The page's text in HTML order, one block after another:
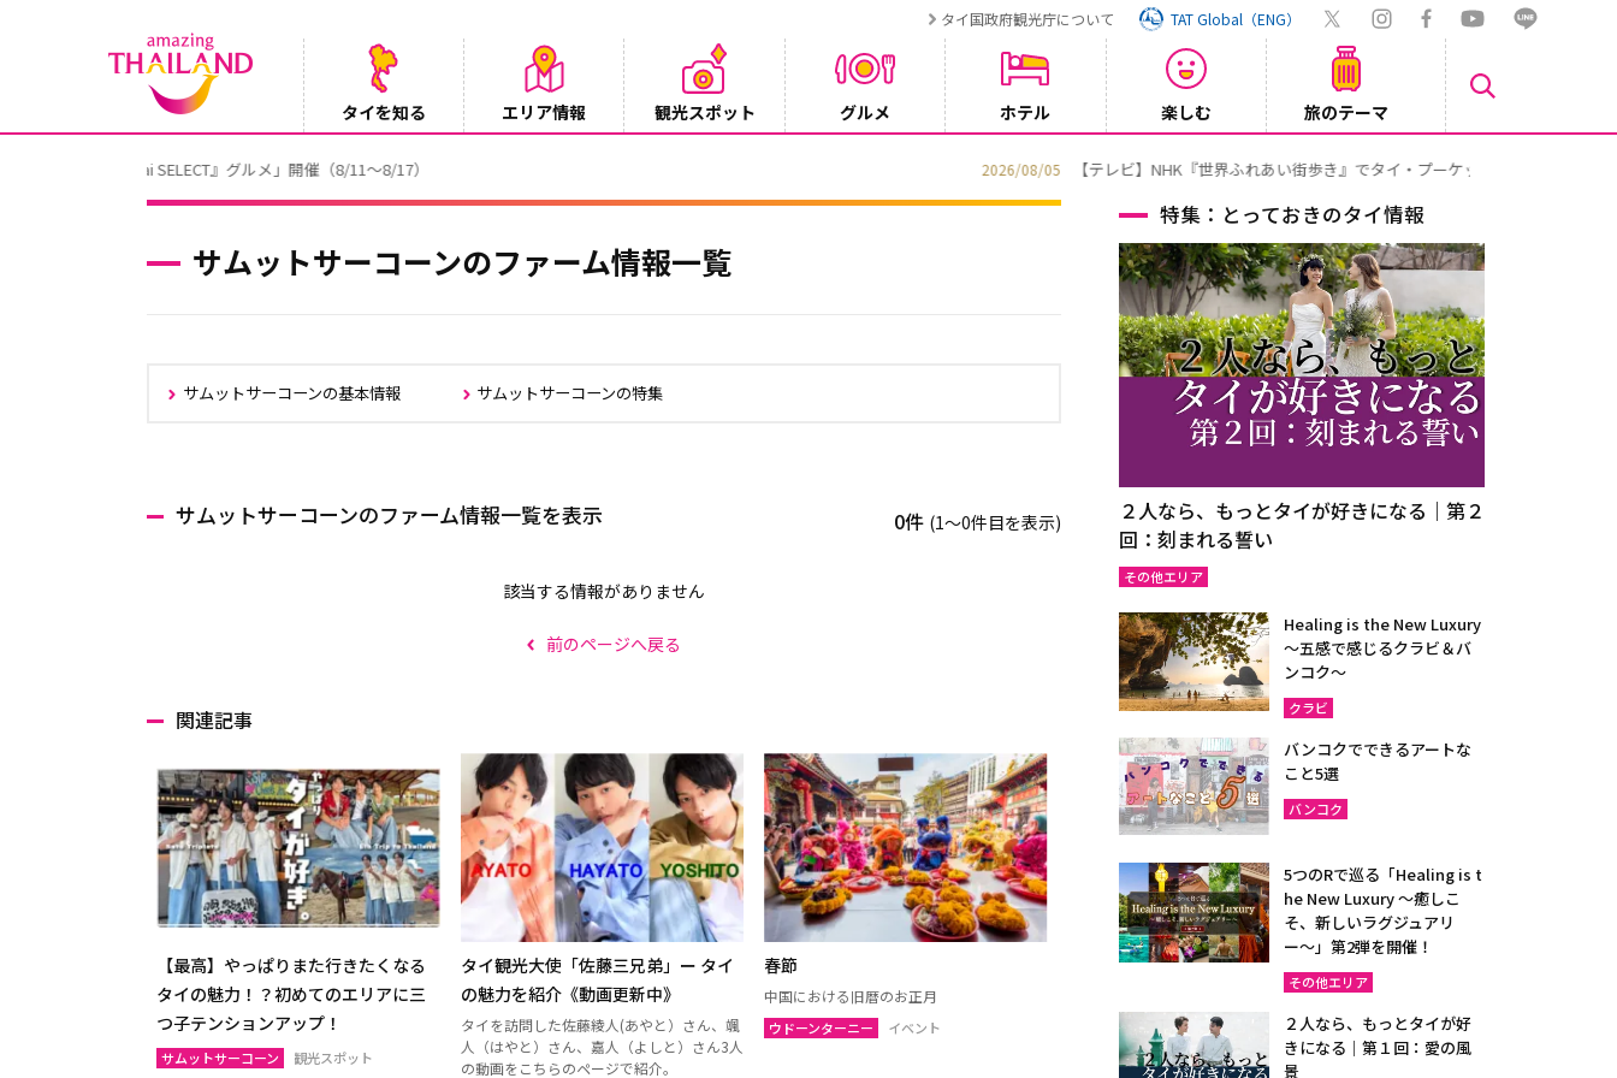
タイ国政府観光庁について TAT Global（ENG）
タイを知る エリア情報 観光スポット グルメ ホテル 楽しむ 旅のテーマ
2026/08/05 【テレビ】NHK『世界ふれあい街歩き』でタイ・プーケットが紹介されます
サムットサーコーンのファーム情報一覧
サムットサーコーンの基本情報 サムットサーコーンの特集
サムットサーコーンのファーム情報一覧を表示 0件 (1〜0件目を表示)
該当する情報がありません
前のページへ戻る
関連記事
【最高】やっぱりまた行きたくなる
タイの魅力！？初めてのエリアに三
つ子テンションアップ！
サムットサーコーン 観光スポット
タイ観光大使「佐藤三兄弟」ー タイ
の魅力を紹介《動画更新中》
タイを訪問した佐藤綾人(あやと）さん、颯
人（はやと）さん、嘉人（よしと）さん3人
の動画をこちらのページで紹介。
春節
中国における旧暦のお正月
ウドーンターニー イベント
特集：とっておきのタイ情報
２人なら、もっとタイが好きになる｜第２
回：刻まれる誓い
その他エリア
Healing is the New Luxury
～五感で感じるクラビ＆バ
ンコク～
クラビ
バンコクでできるアートな
こと5選
バンコク
5つのRで巡る「Healing is t
he New Luxury ～癒しこ
そ、新しいラグジュアリ
ー〜」第2弾を開催！
その他エリア
２人なら、もっとタイが好
きになる｜第１回：愛の風
景